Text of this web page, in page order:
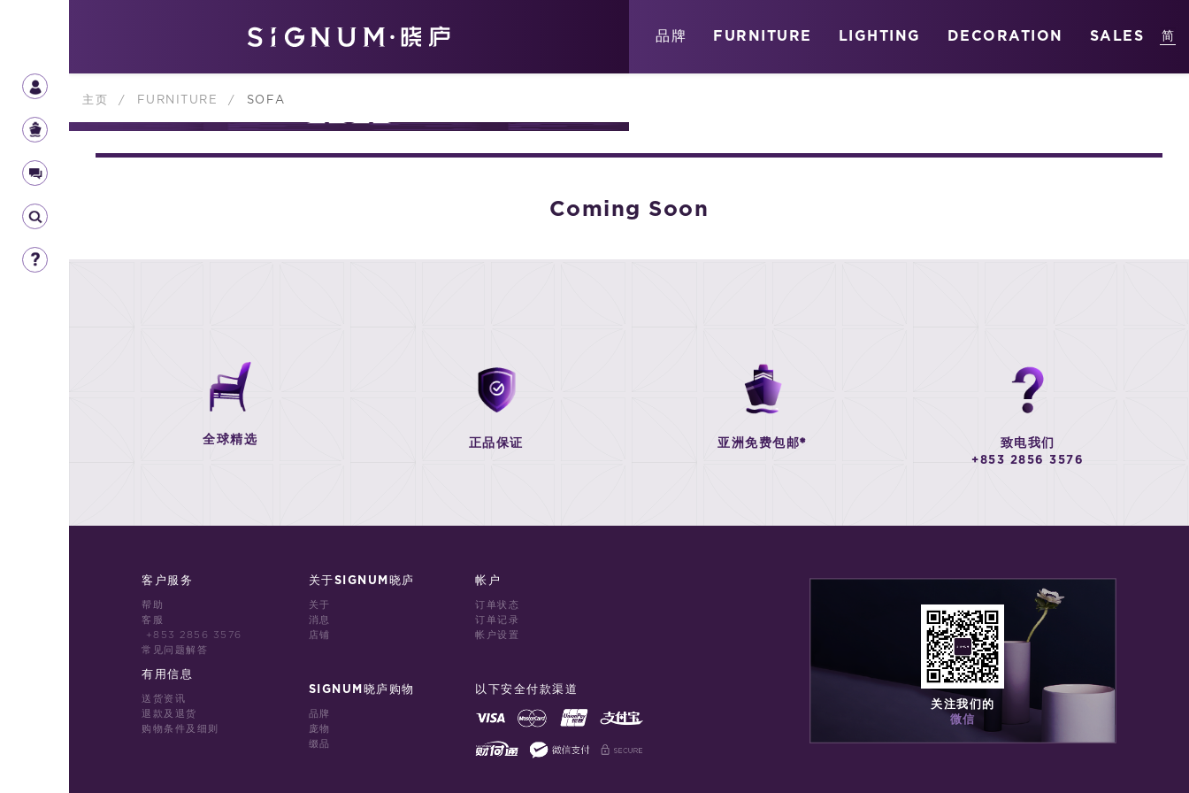
品牌 FURNITURE LIGHTING DECORATION SALES
主页 / FURNITURE / SOFA
FURNITURE
Coming Soon
全球精选 正品保证 亚洲免费包邮* 致电我们
+853 2856 3576
客户服务
帮助
客服
+853 2856 3576
常见问题解答
有用信息
送货资讯
退款及退货
购物条件及细则
关于SIGNUM晓庐
关于
消息
店铺
SIGNUM晓庐购物
品牌
庞物
缀品
帐户
订单状态
订单记录
帐户设置
以下安全付款渠道
关注我们的
微信